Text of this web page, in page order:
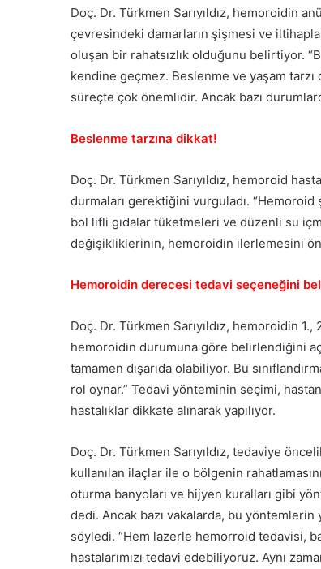
Doç. Dr. Türkmen Sarıyıldız, hemoroidin
çevresindeki damarların şişmesi ve
oluşan bir rahatsızlık olduğunu belirtiyor.
kendine geçmez. Beslenme ve yaşam
süreçte çok önemlidir. Ancak bazı
Beslenme tarzına dikkat!
Doç. Dr. Türkmen Sarıyıldız, hemoroid
durmaları gerektiğini vurguladı. “Hemoroid
bol lifli gıdalar tüketmeleri ve düzenli su
değişikliklerinin, hemoroidin ilerlemesini
Hemoroidin derecesi tedavi seçeneğini
Doç. Dr. Türkmen Sarıyıldız, hemoroidin 1.,
hemoroidin durumuna göre belirlendiğini
tamamen dışarıda olabiliyor. Bu
rol oynar.” Tedavi yönteminin seçimi,
hastalıklar dikkate alınarak yapılıyor.
Doç. Dr. Türkmen Sarıyıldız, tedaviye
kullanılan ilaçlar ile o bölgenin
oturma banyoları ve hijyen kuralları gibi
dedi. Ancak bazı vakalarda, bu
söyledi. “Hem lazerle hemorroid tedavisi,
hastalarımızı tedavi edebiliyoruz. Aynı